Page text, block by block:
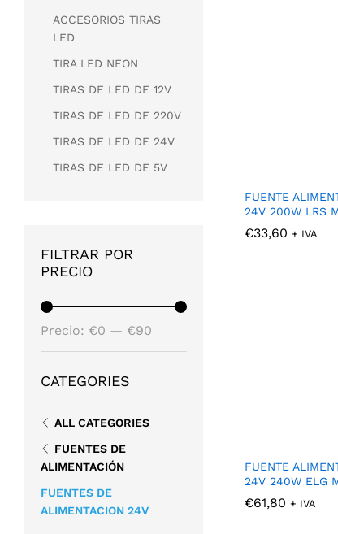
FUENTE
24V 200W LRS
€33,60 + IVA
€33,60
FUENTE
24V 240W ELG
€61,80 + IVA
€61,80
ACCESORIOS TIRAS
LED
TIRA LED NEON
TIRAS DE LED DE 12V
TIRAS DE LED DE 220V
TIRAS DE LED DE 24V
TIRAS DE LED DE 5V
FILTRAR POR
PRECIO
mínimo
máximo
Precio: €0 — €90
CATEGORIES
ALL CATEGORIES
FUENTES DE
ALIMENTACIÓN
FUENTES DE
ALIMENTACION 24V